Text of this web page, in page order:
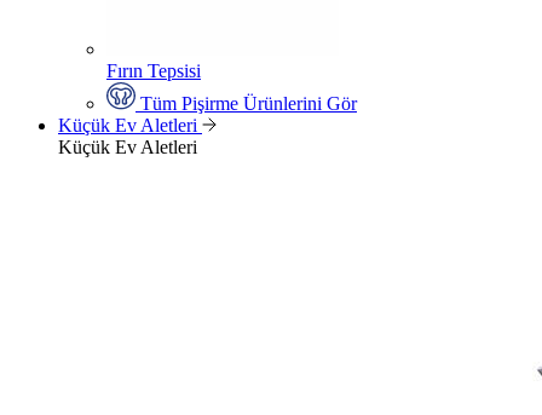
Fırın Tepsisi
Tüm Pişirme Ürünlerini Gör
Küçük Ev Aletleri
Küçük Ev Aletleri